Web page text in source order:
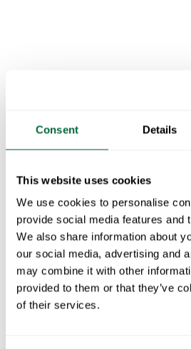
Consent Details
This website uses cookies
We use cookies to personalise
provide social media features and
We also share information about
our social media, advertising and
may combine it with other
provided to them or that they’ve
of their services.
Tisch 6B 60
Hellgrüne Eiche mit schwarzem Gestell